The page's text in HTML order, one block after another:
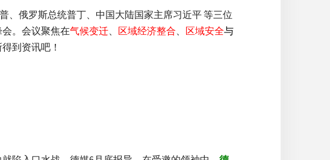
、俄罗斯总统普丁、中国大陆国家主席习近平 等三位
。会议聚焦在气候变迁、 区域经济整合、 区域安全与
到资讯吧！